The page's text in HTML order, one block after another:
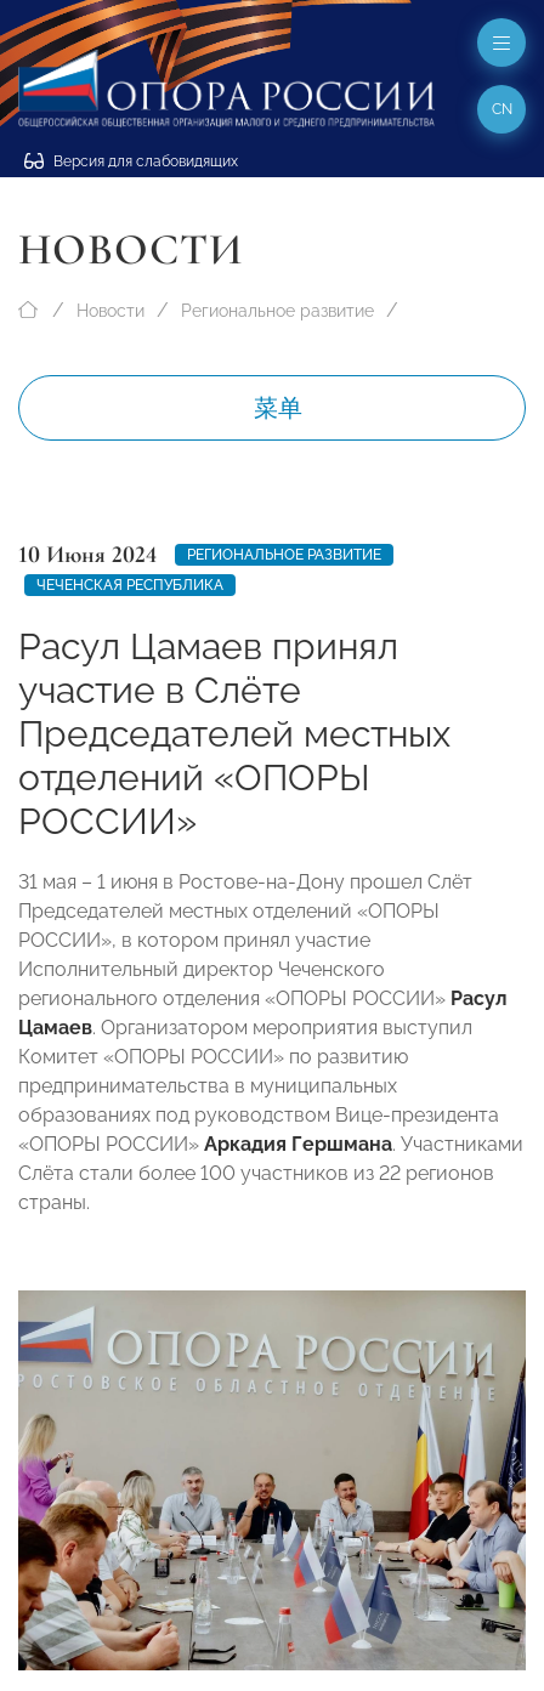
Версия для слабовидящих
CN
НОВОСТИ
Новости Региональное развитие
菜单
10 Июня 2024
РЕГИОНАЛЬНОЕ РАЗВИТИЕ
ЧЕЧЕНСКАЯ РЕСПУБЛИКА
Расул Цамаев принял
участие в Слёте
Председателей местных
отделений «ОПОРЫ
РОССИИ»
31 мая – 1 июня в Ростове-на-Дону прошел Слёт
Председателей местных отделений «ОПОРЫ
РОССИИ», в котором принял участие
Исполнительный директор Чеченского
регионального отделения «ОПОРЫ РОССИИ» Расул
Цамаев. Организатором мероприятия выступил
Комитет «ОПОРЫ РОССИИ» по развитию
предпринимательства в муниципальных
образованиях под руководством Вице-президента
«ОПОРЫ РОССИИ» Аркадия Гершмана. Участниками
Слёта стали более 100 участников из 22 регионов
страны.